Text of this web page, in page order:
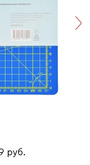
руб.